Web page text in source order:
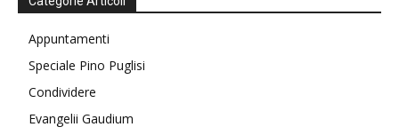
Appuntamenti
Speciale Pino Puglisi
Condividere
Evangelii Gaudium